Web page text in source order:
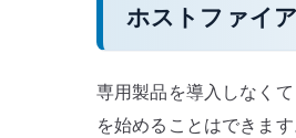
ホストファイ
専用製品を導入しなく
を始めることはできます